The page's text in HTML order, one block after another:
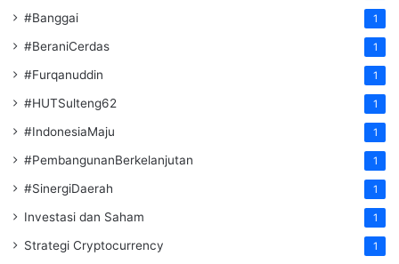
#Banggai 1
#BeraniCerdas 1
#Furqanuddin 1
#HUTSulteng62 1
#IndonesiaMaju 1
#PembangunanBerkelanjutan 1
#SinergiDaerah 1
Investasi dan Saham 1
Strategi Cryptocurrency 1